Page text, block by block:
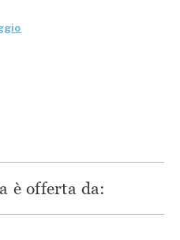
è offerta da: